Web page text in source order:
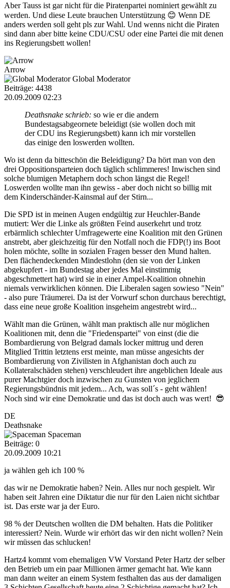
Aber Tauss ist gar nicht für die Piratenpartei nominiert gewählt zu
werden. Und diese Leute brauchen Unterstützung 😊 Wenn DE
anders werden soll geht pls zur Wahl. Und wenns nicht die Piraten
sind dann aber bitte keine CDU/CSU oder eine Partei die mit denen
ins Regierungsbett wollen!
Arrow
Global Moderator
Beiträge: 4438
20.09.2009 02:23
Deathsnake schrieb: so wie er die andern
Bundestagsabgeornete beleidigt (sie wollen doch mit
der CDU ins Regierungsbett) kann ich mir vorstellen
das einige den loswerden wollten.
Wo ist denn da bitteschön die Beleidigung? Da hört man von den
drei Oppositionsparteien doch täglich schlimmeres! Inwischen sind
solche blumigen Metaphern doch schon längst die Regel!
Loswerden wollte man ihn gewiss - aber doch nicht so billig mit
dem Kinderschänder-Kainsmal auf der Stirn...
Die SPD ist in meinen Augen endgültig zur Heuchler-Bande
mutiert: Wer die Linke als größten Feind auserkehrt und trotz
erbärmlich schlechter Umfragewerte eine Koalition mit den Grünen
anstrebt, aber gleichzeitig für den Notfall noch die FDP(!) ins Boot
holen möchte, sollte in sozialen Fragen besser den Mund halten.
Den flächendeckenden Mindestlohn (den sie von der Linken
abgekupfert - im Bundestag aber jedes Mal einstimmig
abgeschmettert hat) wird sie in einer Ampel-Koalition ohnehin
niemals verwirklichen können. Die Liberalen sagen sowieso "Nein"
- also pure Träumerei. Da ist der Vorwurf schon durchaus berechtigt,
dass eine neue große Koalition insgeheim angestrebt wird...
Wählt man die Grünen, wählt man praktisch alle nur möglichen
Koalitionen mit, denn die "Friedenspartei" von einst (die die
Bombardierung von Belgrad damals locker mittrug und deren
Mitglied Trittin letztens erst meinte, man müsse angesichts der
Bombardierung von Zivilisten in Afghanistan doch auch zu
Kollateralschäden stehen) verschleudert ihre angeblichen Ideale aus
purer Machtgier doch inzwischen zu Gunsten von jeglichem
Regierungsbündnis mit jedem... Ach, was soll´s - geht wählen!
Noch sind wir eine Demokratie und das ist doch auch was wert! 😎
DE
Deathsnake
Spaceman
Beiträge: 0
20.09.2009 10:21
ja wählen geh ich 100 %
das wir ne Demokratie haben? Nein. Alles nur noch gespielt. Wir
haben seit Jahren eine Diktatur die nur für den Laien nicht sichtbar
ist. Das erste war ja der Euro.
98 % der Deutschen wollten die DM behalten. Hats die Politiker
interessiert? Nein. Wurde wir erhört das wir den nicht wollen? Nein
wir müssen das schlucken!
Hartz4 kommt vom ehemaligen VW Vorstand Peter Hartz der selber
den Betrieb um ein paar Millionen ärmer gemacht hat. Wie kann
man dann weiter an einem System festhalten das aus der damaligen